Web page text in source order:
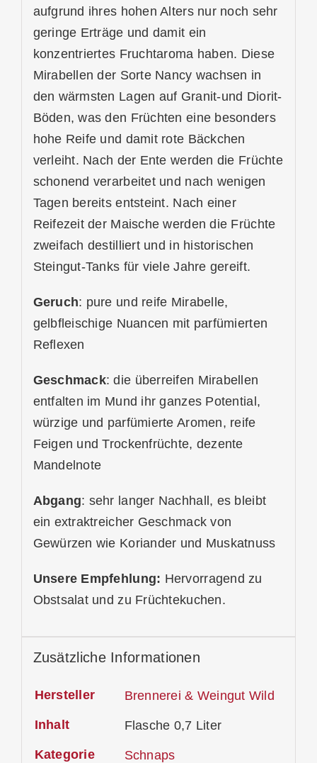
aufgrund ihres hohen Alters nur noch sehr
geringe Erträge und damit ein
konzentriertes Fruchtaroma haben. Diese
Mirabellen der Sorte Nancy wachsen in
den wärmsten Lagen auf Granit-und Diorit-
Böden, was den Früchten eine besonders
hohe Reife und damit rote Bäckchen
verleiht. Nach der Ente werden die Früchte
schonend verarbeitet und nach wenigen
Tagen bereits entsteint. Nach einer
Reifezeit der Maische werden die Früchte
zweifach destilliert und in historischen
Steingut-Tanks für viele Jahre gereift.
Geruch: pure und reife Mirabelle,
gelbfleischige Nuancen mit parfümierten
Reflexen
Geschmack: die überreifen Mirabellen
entfalten im Mund ihr ganzes Potential,
würzige und parfümierte Aromen, reife
Feigen und Trockenfrüchte, dezente
Mandelnote
Abgang: sehr langer Nachhall, es bleibt
ein extraktreicher Geschmack von
Gewürzen wie Koriander und Muskatnuss
Unsere Empfehlung: Hervorragend zu
Obstsalat und zu Früchtekuchen.
Zusätzliche Informationen
Hersteller Brennerei & Weingut Wild
Inhalt Flasche 0,7 Liter
Kategorie Schnaps